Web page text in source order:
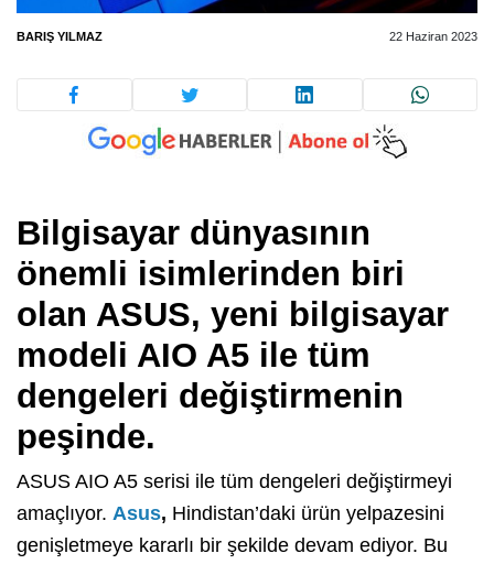
BARIŞ YILMAZ 22 Haziran 2023
Bilgisayar dünyasının
önemli isimlerinden biri
olan ASUS, yeni bilgisayar
modeli AIO A5 ile tüm
dengeleri değiştirmenin
peşinde.
ASUS AIO A5 serisi ile tüm dengeleri değiştirmeyi
amaçlıyor. Asus, Hindistan’daki ürün yelpazesini
genişletmeye kararlı bir şekilde devam ediyor. Bu